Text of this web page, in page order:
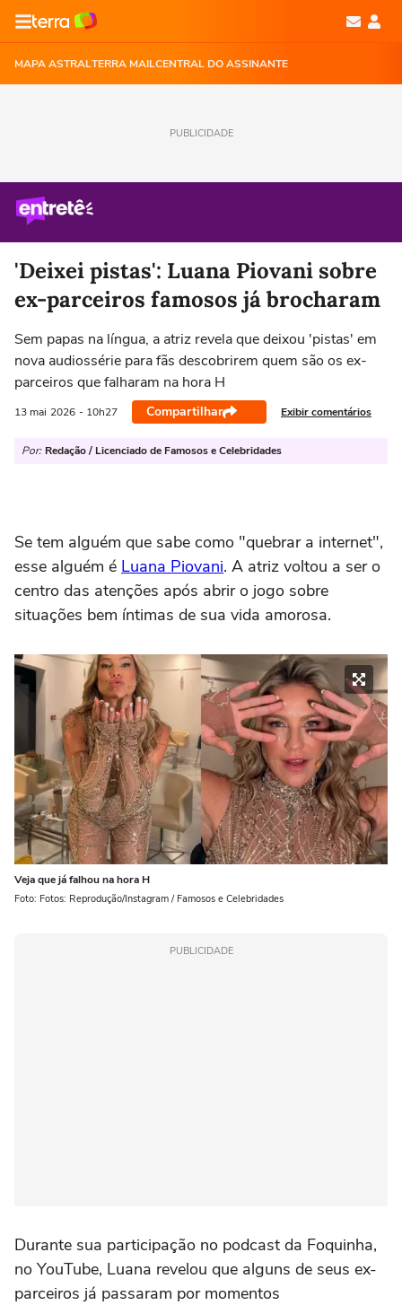
MAPA ASTRALTERRA MAILCENTRAL DO ASSINANTE
PUBLICIDADE
'Deixei pistas': Luana Piovani sobre
ex-parceiros famosos já brocharam
Sem papas na língua, a atriz revela que deixou 'pistas' em
nova audiossérie para fãs descobrirem quem são os ex-
parceiros que falharam na hora H
13 mai 2026 - 10h27 Compartilhar Exibir comentários
Por: Redação / Licenciado de Famosos e Celebridades
Se tem alguém que sabe como "quebrar a internet",
esse alguém é Luana Piovani. A atriz voltou a ser o
centro das atenções após abrir o jogo sobre
situações bem íntimas de sua vida amorosa.
Veja que já falhou na hora H
Foto: Fotos: Reprodução/Instagram / Famosos e Celebridades
PUBLICIDADE
Durante sua participação no podcast da Foquinha,
no YouTube, Luana revelou que alguns de seus ex-
parceiros já passaram por momentos